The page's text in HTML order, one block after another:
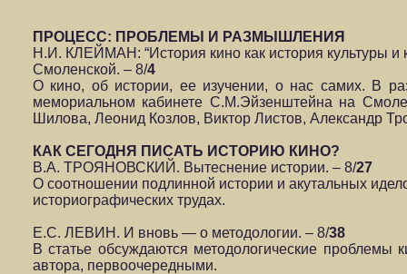
ПРОЦЕСС: ПРОБЛЕМЫ И РАЗМЫШЛЕНИЯ
Н.И. КЛЕЙМАН: “История кино как история культуры и
Смоленской. – 8/4
О кино, об истории, ее изучении, о нас самих. В
мемориальном кабинете С.М.Эйзенштейна на
Шилова, Леонид Козлов, Виктор Листов, Александр
КАК СЕГОДНЯ ПИСАТЬ ИСТОРИЮ КИНО?
В.А. ТРОЯНОВСКИЙ. Вытеснение истории. – 8/27
О соотношении подлинной истории и акутальных
историографических трудах.
Е.С. ЛЕВИН. И вновь — о методологии. – 8/38
В статье обсуждаются методологические проблемы
автора, первоочередными.